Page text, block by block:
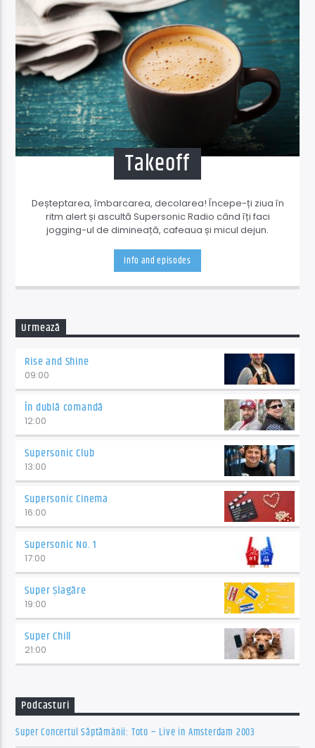
Takeoff
Deșteptarea, îmbarcarea, decolarea! Începe-ți ziua în
ritm alert și ascultă Supersonic Radio când îți faci
jogging-ul de dimineață, cafeaua și micul dejun.
Info and episodes
Urmează
Rise and Shine
09:00
În dublă comandă
12:00
Supersonic Club
13:00
Supersonic Cinema
16:00
Supersonic No. 1
17:00
Super Șlagăre
19:00
Super Chill
21:00
Podcasturi
Super Concertul Săptămânii: Toto – Live in Amsterdam 2003